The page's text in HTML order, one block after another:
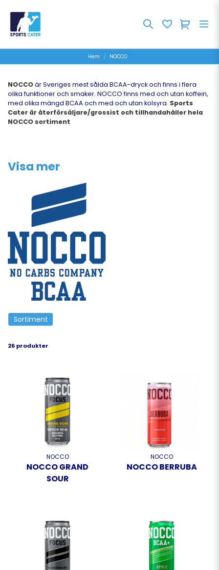
Hem NOCCO
NOCCOär Sveriges mest sålda BCAA-dryck och finns i flera
olika funktioner och smaker. NOCCO finns med och utan koffein,
med olika mängd BCAA och med och utan kolsyra. Sports
Cater är återförsäljare/grossist och tillhandahåller hela
NOCCO sortiment
Visa mer
Sortiment
26 produkter
NOCCO
NOCCO GRAND
SOUR
NOCCO
NOCCO BERRUBA